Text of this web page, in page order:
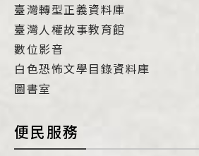
臺灣轉型正義資料庫
臺灣人權故事教育館
數位影音
白色恐怖文學目錄資料庫
圖書室
便民服務